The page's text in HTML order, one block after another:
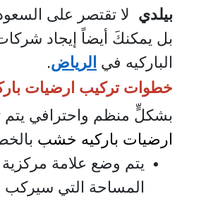
بيلدي لا تقتصر على
بل يمكنكَ أيضاً إيجاد
الباركيه في الرياض.
خطوات تركيب ارضيات
بشكلٍّ منظم واحترافي يتم
ارضيات باركيه خشب
يتم وضع علامة
المساحة التي سيركب